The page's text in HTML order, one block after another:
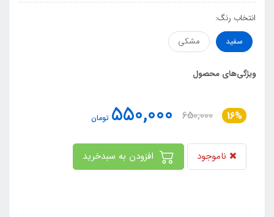
انتخاب رنگ:
سفید
مشکی
ویژگی‌های محصول
16%
650,000
550,000 تومان
ناموجود